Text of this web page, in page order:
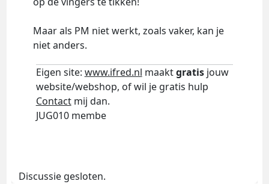
Maar als PM niet werkt, zoals vaker, kan je
niet anders.
Eigen site: www.ifred.nl maaktgratisjouw
website/webshop, of wil je gratis hulp
Contactmij dan.
JUG010 membe
Discussie gesloten.